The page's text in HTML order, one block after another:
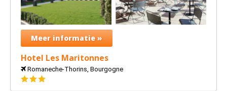
Meer informatie »
Hotel Les Maritonnes
Romaneche-Thorins, Bourgogne
3